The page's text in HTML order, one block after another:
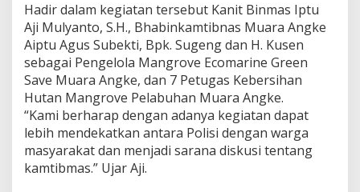
Hadir dalam kegiatan tersebut Kanit Binmas Iptu
Aji Mulyanto, S.H., Bhabinkamtibnas Muara Angke
Aiptu Agus Subekti, Bpk. Sugeng dan H. Kusen
sebagai Pengelola Mangrove Ecomarine Green
Save Muara Angke, dan 7 Petugas Kebersihan
Hutan Mangrove Pelabuhan Muara Angke.
“Kami berharap dengan adanya kegiatan dapat
lebih mendekatkan antara Polisi dengan warga
masyarakat dan menjadi sarana diskusi tentang
kamtibmas.” Ujar Aji.